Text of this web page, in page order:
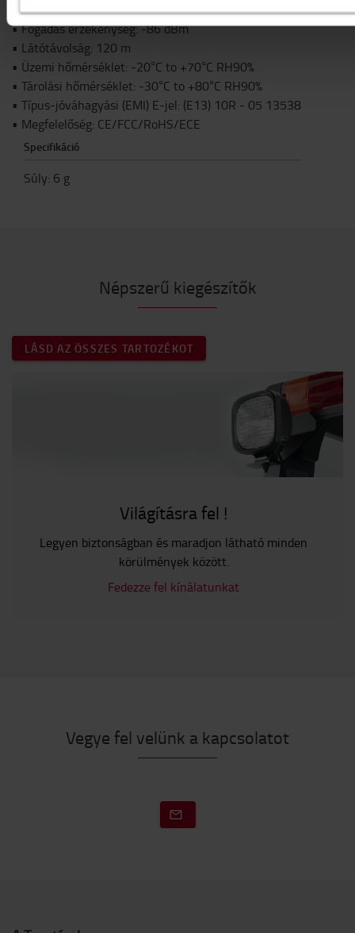
• Szórt spektrum: FHSS
• Fogadás érzékenység: -86 dBm
• Látótávolság: 120 m
• Üzemi hőmérséklet: -20°C to +70°C RH90%
• Tárolási hőmérséklet: -30°C to +80°C RH90%
• Típus-jóváhagyási (EMI) E-jel: (E13) 10R - 05 13538
• Megfelelőség: CE/FCC/RoHS/ECE
Specifikáció
Súly: 6 g
Népszerű kiegészítők
LÁSD AZ ÖSSZES TARTOZÉKOT
Világításra fel !
Legyen biztonságban és maradjon látható minden
körülmények között.
Fedezze fel kínálatunkat
Vegye fel velünk a kapcsolatot